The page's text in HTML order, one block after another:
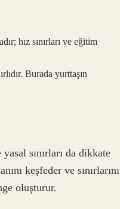
hız sınırları ve eğitim
Burada yurttaşın
sınırları da dikkate
keşfeder ve sınırlarını
oluşturur.